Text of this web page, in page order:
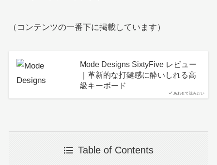
（コンテンツの一番下に掲載しています）
あわせて読みたい
Mode Designs SixtyFive レビュー
｜革新的な打鍵感に酔いしれる高
級キーボード
Table of Contents